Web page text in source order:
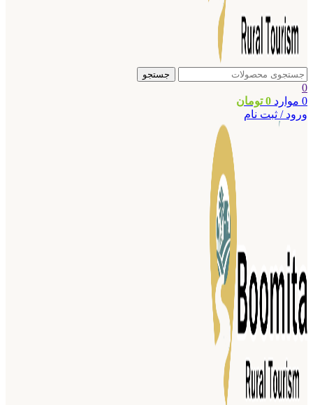
جستجو
0
0 موارد 0 تومان
ورود / ثبت نام